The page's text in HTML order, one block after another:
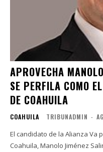
APROVECHA
SE PERFILA COMO
DE COAHUILA
COAHUILA TRIBUNADMIN -
El candidato de la Alianza Va
Coahuila, Manolo Jiménez